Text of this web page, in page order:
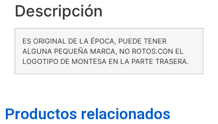
Descripción
ES ORIGINAL DE LA ÉPOCA, PUEDE TENER
ALGUNA PEQUEÑA MARCA, NO ROTOS.CON EL
LOGOTIPO DE MONTESA EN LA PARTE TRASERA.
Productos relacionados